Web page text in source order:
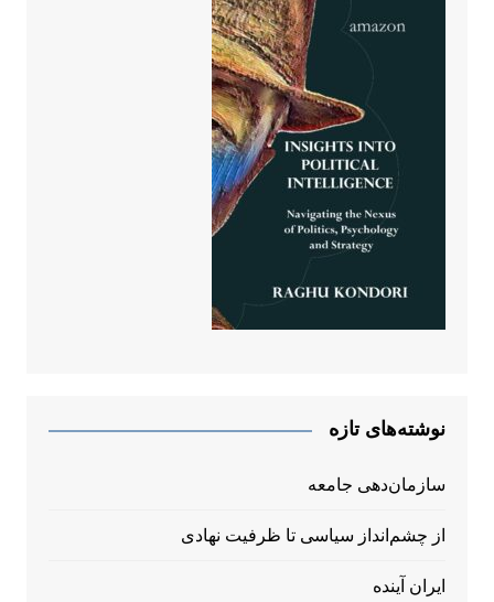
نوشته‌های تازه
سازمان‌دهی جامعه
از چشم‌انداز سیاسی تا ظرفیت نهادی
ایران آینده